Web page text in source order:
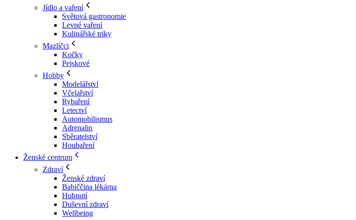
Jídlo a vaření
Světová gastronomie
Levné vaření
Kulinářské triky
Mazlíčci
Kočky
Pejskové
Hobby
Modelářství
Včelařství
Rybaření
Letectví
Automobilismus
Adrenalin
Sběratelství
Houbaření
Ženské centrum
Zdraví
Ženské zdraví
Babiččina lékárna
Hubnutí
Duševní zdraví
Wellbeing